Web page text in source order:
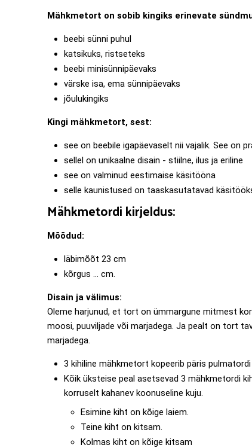
Mähkmetort on sobib kingiks erinevate
beebi sünni puhul
katsikuks, ristseteks
beebi minisünnipäevaks
värske isa, ema sünnipäevaks
jõulukingiks
Kingi mähkmetort, sest:
see on beebile igapäevaselt nii vajalik. See on
sellel on unikaalne disain - stiilne, ilus ja eriline
see on valminud eestimaise käsitööna
selle kaunistused on taaskasutatavad
Mähkmetordi kirjeldus:
Mõõdud:
läbimõõt 23 cm
kõrgus ... cm.
Disain ja välimus:
Oleme harjunud, et tort on ümmargune mitmest
moosi, puuviljade või marjadega. Ja pealt on tort
marjadega.
3 kihiline mähkmetort kopeerib päris
Kõik üksteise peal asetsevad 3 mähkmetordi
korruselt kahanev koonuseline kuju.
Esimine kiht on kõige laiem.
Teine kiht on kitsam.
Kolmas kiht on kõige kitsam